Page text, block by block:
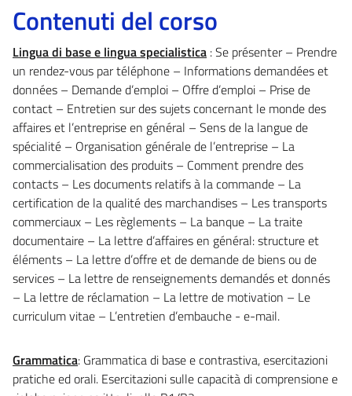
Contenuti del corso
Lingua di base e lingua specialistica : Se présenter – Prendre
un rendez-vous par téléphone – Informations demandées et
données – Demande d’emploi – Offre d’emploi – Prise de
contact – Entretien sur des sujets concernant le monde des
affaires et l’entreprise en général – Sens de la langue de
spécialité – Organisation générale de l’entreprise – La
commercialisation des produits – Comment prendre des
contacts – Les documents relatifs à la commande – La
certification de la qualité des marchandises – Les transports
commerciaux – Les règlements – La banque – La traite
documentaire – La lettre d’affaires en général: structure et
éléments – La lettre d’offre et de demande de biens ou de
services – La lettre de renseignements demandés et donnés
– La lettre de réclamation – La lettre de motivation – Le
curriculum vitae – L’entretien d’embauche - e-mail.
Grammatica: Grammatica di base e contrastiva, esercitazioni
pratiche ed orali. Esercitazioni sulle capacità di comprensione e